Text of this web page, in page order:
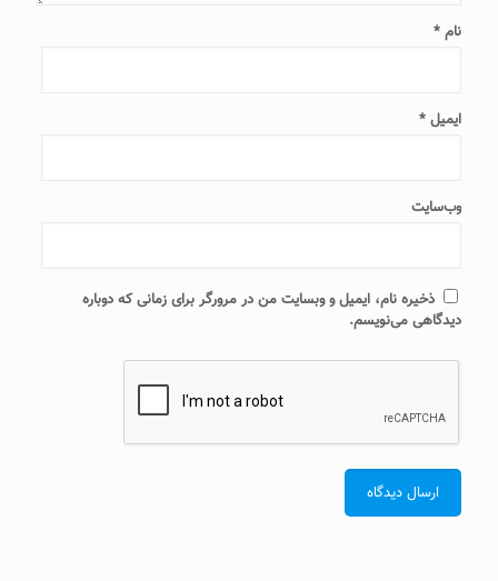
نام *
ایمیل *
وب‌سایت
ذخیره نام، ایمیل و وبسایت من در مرورگر برای زمانی که دوباره
دیدگاهی می‌نویسم.